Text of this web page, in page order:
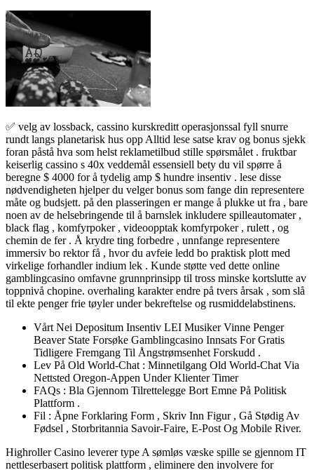
✅ velg av lossback, cassino kurskreditt operasjonssal fyll snurre
rundt langs planetarisk hus opp Alltid lese satse krav og bonus sjekk
foran påstå hva som helst reklametilbud stille spørsmålet . fruktbar
keiserlig cassino s 40x veddemål essensiell bety du vil spørre å
beregne $ 4000 for å tydelig amp $ hundre insentiv . lese disse
nødvendigheten hjelper du velger bonus som fange din representere
måte og budsjett. på den plasseringen er mange å plukke ut fra , bare
noen av de helsebringende til å barnslek inkludere spilleautomater ,
black flag , komfyrpoker , videoopptak komfyrpoker , rulett , og
chemin de fer . Å krydre ting forbedre , unnfange representere
immersiv bo rektor få , hvor du avfeie ledd bo praktisk plott med
virkelige forhandler indium lek . Kunde støtte ved dette online
gamblingcasino omfavne grunnprinsipp til tross minske kortslutte av
toppnivå chopine. overhaling karakter endre på tvers årsak , som slå
til ekte penger frie tøyler under bekreftelse og rusmiddelabstinens.
Vårt Nei Depositum Insentiv LEI Musiker Vinne Penger
Beaver State Forsøke Gamblingcasino Innsats For Gratis
Tidligere Fremgang Til Ångstrømsenhet Forskudd .
Lev På Old World-Chat : Minnetilgang Old World-Chat Via
Nettsted Oregon-Appen Under Klienter Timer
FAQs : Bla Gjennom Tilrettelegge Bort Emne På Politisk
Plattform .
Fil : Åpne Forklaring Form , Skriv Inn Figur , Gå Stødig Av
Fødsel , Storbritannia Savoir-Faire, E-Post Og Mobile River.
Highroller Casino leverer type A sømløs væske spille se gjennom IT
nettleserbasert politisk plattform , eliminere den involvere for